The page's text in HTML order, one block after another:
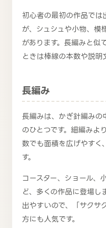
初心者の最初の作品で
が、シュシュや小物、模
があります。長編みと似
ときは棒線の本数や説明
長編み
長編みは、かぎ針編みの
のひとつです。細編みよ
数でも面積を広げやすく
す。
コースター、ショール、
ど、多くの作品に登場し
出やすいので、「サクサ
方にも人気です。